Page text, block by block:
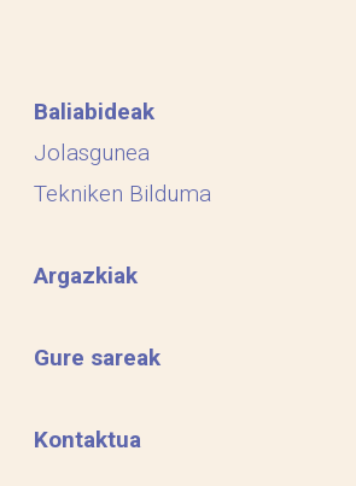
Baliabideak
Jolasgunea
Tekniken Bilduma
Argazkiak
Gure sareak
Kontaktua